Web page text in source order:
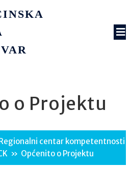
o Projektu
centar kompetentnosti
» Općenito o Projektu